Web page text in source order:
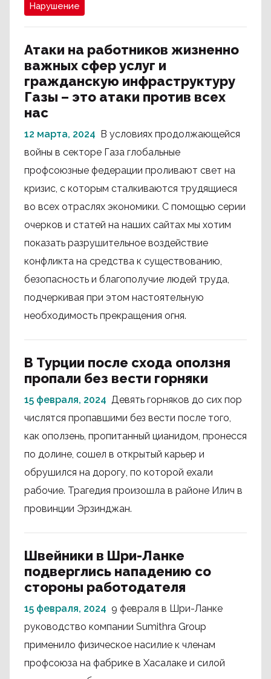
Нарушение
Атаки на работников жизненно
важных сфер услуг и
гражданскую инфраструктуру
Газы – это атаки против всех
нас
12 марта, 2024 В условиях продолжающейся
войны в секторе Газа глобальные
профсоюзные федерации проливают свет на
кризис, с которым сталкиваются трудящиеся
во всех отраслях экономики. С помощью серии
очерков и статей на наших сайтах мы хотим
показать разрушительное воздействие
конфликта на средства к существованию,
безопасность и благополучие людей труда,
подчеркивая при этом настоятельную
необходимость прекращения огня.
В Турции после схода оползня
пропали без вести горняки
15 февраля, 2024 Девять горняков до сих пор
числятся пропавшими без вести после того,
как оползень, пропитанный цианидом, пронесся
по долине, сошел в открытый карьер и
обрушился на дорогу, по которой ехали
рабочие. Трагедия произошла в районе Илич в
провинции Эрзинджан.
Швейники в Шри-Ланке
подверглись нападению со
стороны работодателя
15 февраля, 2024 9 февраля в Шри-Ланке
руководство компании Sumithra Group
применило физическое насилие к членам
профсоюза на фабрике в Хасалаке и силой